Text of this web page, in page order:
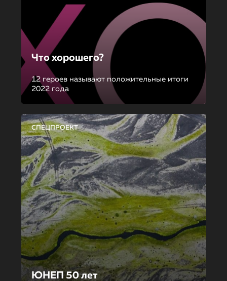
Что хорошего?
12 героев называют положительные итоги
2022 года
СПЕЦПРОЕКТ
ЮНЕП 50 лет